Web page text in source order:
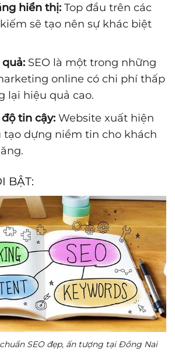
hiển thị: Top đầu trên các
sẽ tạo nên sự khác biệt
SEO là một trong những
online có chi phí thấp
lại hiệu quả cao.
tin cậy: Website xuất hiện
tạo dựng niềm tin cho khách
BẬT:
SEO đẹp, ấn tượng tại Đồng Nai